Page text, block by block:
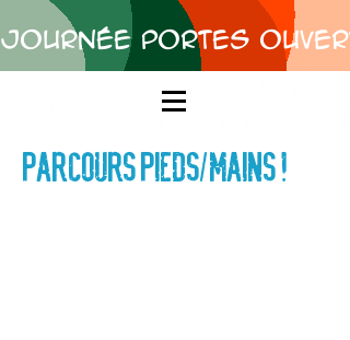
Journée Portes
Parcours pieds/mains !